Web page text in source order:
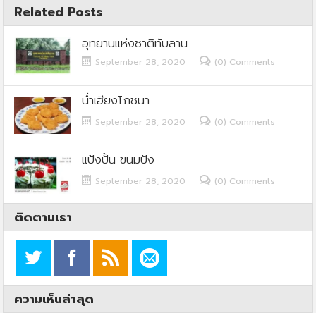
Related Posts
อุทยานแห่งชาติทับลาน
September 28, 2020 (0) Comments
น่ำเฮียงโภชนา
September 28, 2020 (0) Comments
แป้งปั้น ขนมปัง
September 28, 2020 (0) Comments
ติดตามเรา
ความเห็นล่าสุด